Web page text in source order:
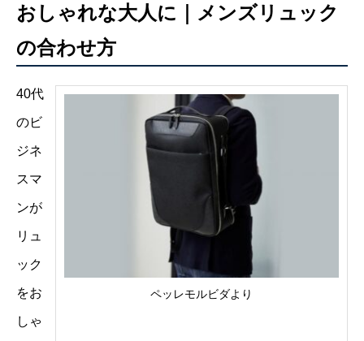
おしゃれな大人に｜メンズリュック
の合わせ方
ペッレモルビダより
40代
のビ
ジネ
スマ
ンが
リュ
ック
をお
しゃ